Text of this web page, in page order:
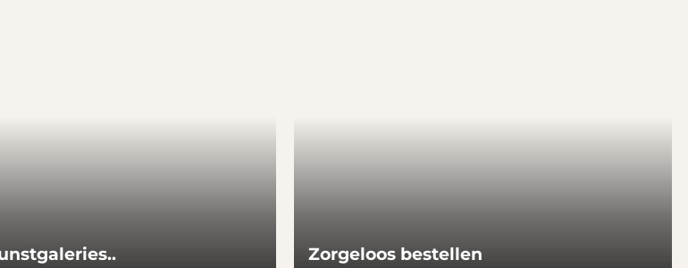
Zorgeloos bestellen